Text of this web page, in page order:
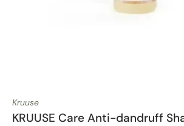
Kruuse
KRUUSE Care Anti-dandruff